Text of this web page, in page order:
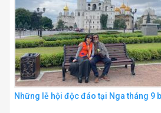
Những lễ hội độc đáo tại Nga tháng 9